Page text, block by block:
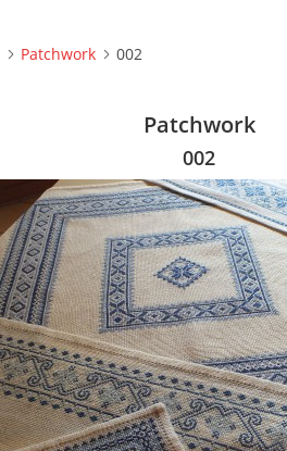
Patchwork 002
Patchwork
002